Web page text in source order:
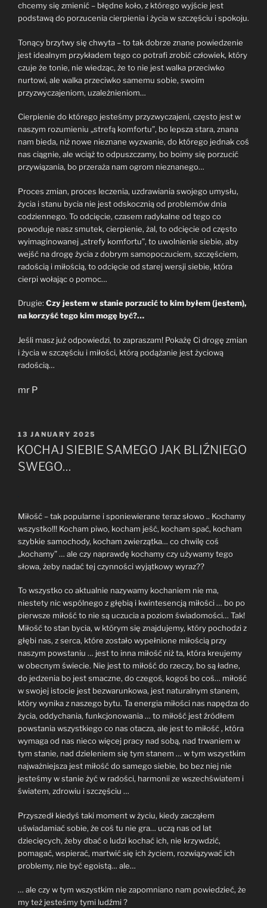
chcemy się zmienić – błędne koło, z którego wyjście jest
podstawą do porzucenia cierpienia i życia w szczęściu i spokoju.
Tonący brzytwy się chwyta – to tak dobrze znane powiedzenie
jest idealnym przykładem tego co potrafi zrobić człowiek, który
czuje że tonie, nie wiedząc, że to nie jest walka przeciwko
nurtowi, ale walka przeciwko samemu sobie, swoim
przyzwyczajeniom, uzależnieniom…
Cierpienie do którego jesteśmy przyzwyczajeni, często jest w
naszym rozumieniu „strefą komfortu”, bo lepsza stara, znana
nam bieda, niż nowe nieznane wyzwanie, do którego jednak coś
nas ciągnie, ale wciąż to odpuszczamy, bo boimy się porzucić
przywiązania, bo przeraża nam ogrom nieznanego…
Proces zmian, proces leczenia, uzdrawiania swojego umysłu,
życia i stanu bycia nie jest odskocznią od problemów dnia
codziennego. To odcięcie, czasem radykalne od tego co
powoduje nasz smutek, cierpienie, żal, to odcięcie od często
wyimaginowanej „strefy komfortu”, to uwolnienie siebie, aby
wejść na drogę życia z dobrym samopoczuciem, szczęściem,
radością i miłością, to odcięcie od starej wersji siebie, która
cierpi wołając o pomoc…
Drugie: Czy jestem w stanie porzucić to kim byłem (jestem),
na korzyść tego kim mogę być?…
Jeśli masz już odpowiedzi, to zapraszam! Pokażę Ci drogę zmian
i życia w szczęściu i miłości, którą podążanie jest życiową
radością…
mr P
POSTED
ON
13 JANUARY 2025
KOCHAJ SIEBIE SAMEGO JAK BLIŹNIEGO
SWEGO…
Miłość – tak popularne i sponiewierane teraz słowo .. Kochamy
wszystko!!! Kocham piwo, kocham jeść, kocham spać, kocham
szybkie samochody, kocham zwierzątka… co chwilę coś
„kochamy” … ale czy naprawdę kochamy czy używamy tego
słowa, żeby nadać tej czynności wyjątkowy wyraz??
To wszystko co aktualnie nazywamy kochaniem nie ma,
niestety nic wspólnego z głębią i kwintesencją miłości … bo po
pierwsze miłość to nie są uczucia a poziom świadomości… Tak!
Miłość to stan bycia, w którym się znajdujemy, który pochodzi z
głębi nas, z serca, które zostało wypełnione miłością przy
naszym powstaniu … jest to inna miłość niż ta, która kreujemy
w obecnym świecie. Nie jest to miłość do rzeczy, bo są ładne,
do jedzenia bo jest smaczne, do czegoś, kogoś bo coś… miłość
w swojej istocie jest bezwarunkowa, jest naturalnym stanem,
który wynika z naszego bytu. Ta energia miłości nas napędza do
życia, oddychania, funkcjonowania … to miłość jest źródłem
powstania wszystkiego co nas otacza, ale jest to miłość , która
wymaga od nas nieco więcej pracy nad sobą, nad trwaniem w
tym stanie, nad dzieleniem się tym stanem … w tym wszystkim
najważniejsza jest miłość do samego siebie, bo bez niej nie
jesteśmy w stanie żyć w radości, harmonii ze wszechświatem i
światem, zdrowiu i szczęściu …
Przyszedł kiedyś taki moment w życiu, kiedy zacząłem
uświadamiać sobie, że coś tu nie gra… uczą nas od lat
dziecięcych, żeby dbać o ludzi kochać ich, nie krzywdzić,
pomagać, wspierać, martwić się ich życiem, rozwiązywać ich
problemy, nie być egoistą… ale…
… ale czy w tym wszystkim nie zapomniano nam powiedzieć, że
my też jesteśmy tymi ludźmi ?